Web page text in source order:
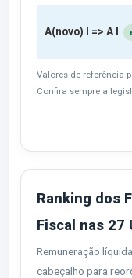
A(novo) I => A I
Valores de referência
Confira sempre a
Ranking dos
Fiscal nas 27
Remuneração
cabeçalho para